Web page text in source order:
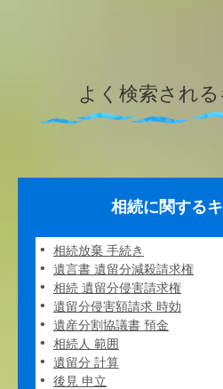
よく検索され
相続に関する
相続放棄 手続き
遺言書 遺留分減殺請求権
相続 遺留分侵害請求権
遺留分侵害額請求 時効
遺産分割協議書 預金
相続人 範囲
遺留分 計算
後見 申立